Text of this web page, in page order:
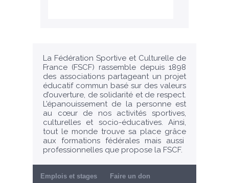
La Fédération Sportive et Culturelle de
France (FSCF) rassemble depuis 1898
des associations partageant un projet
éducatif commun basé sur des valeurs
d’ouverture, de solidarité et de respect.
L’épanouissement de la personne est
au cœur de nos activités sportives,
culturelles et socio-éducatives. Ainsi,
tout le monde trouve sa place grâce
aux formations fédérales mais aussi
professionnelles que propose la FSCF.
Emplois et stages Faire un don